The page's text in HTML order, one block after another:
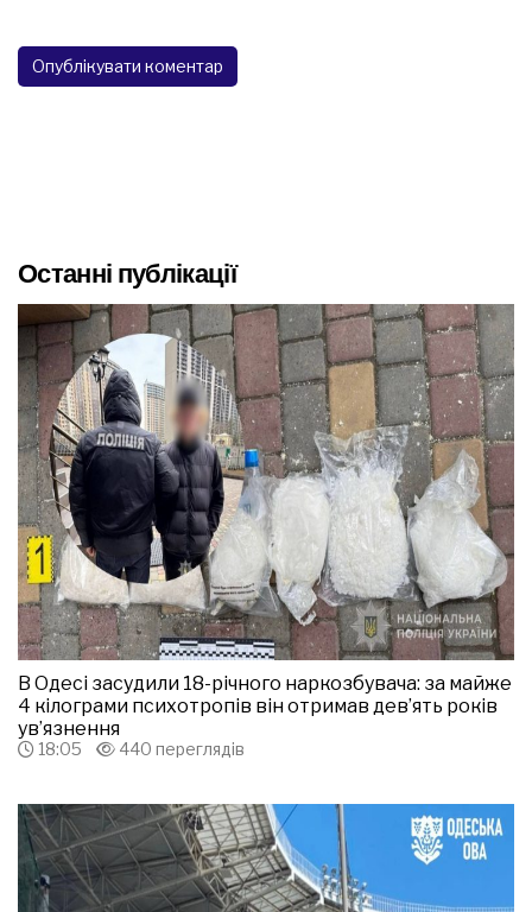
Останні публікації
В Одесі засудили 18-річного наркозбувача: за майже
4 кілограми психотропів він отримав дев’ять років
ув’язнення
18:05 440 переглядів